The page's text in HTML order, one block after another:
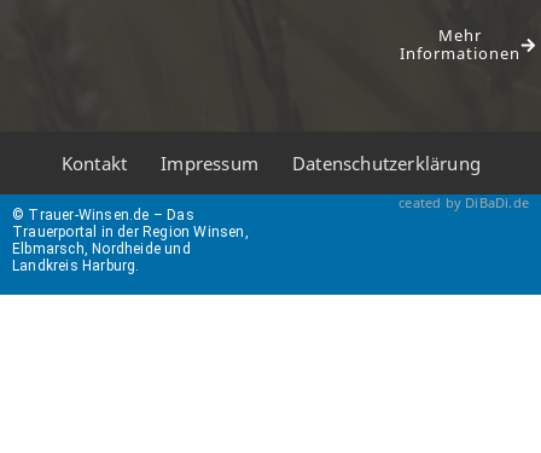
Mehr
Informationen
Kontakt Impressum Datenschutzerklärung
© Trauer-Winsen.de – Das
Trauerportal in der Region Winsen,
Elbmarsch, Nordheide und
Landkreis Harburg.
ceated by DiBaDi.de